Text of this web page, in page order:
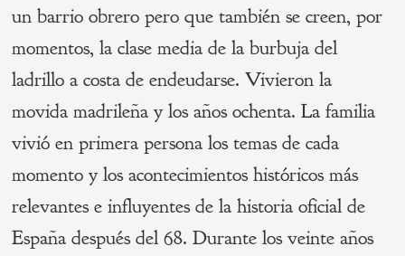
un barrio obrero pero que también se creen, por
momentos, la clase media de la burbuja del
ladrillo a costa de endeudarse. Vivieron la
movida madrileña y los años ochenta. La familia
vivió en primera persona los temas de cada
momento y los acontecimientos históricos más
relevantes e influyentes de la historia oficial de
España después del 68. Durante los veinte años